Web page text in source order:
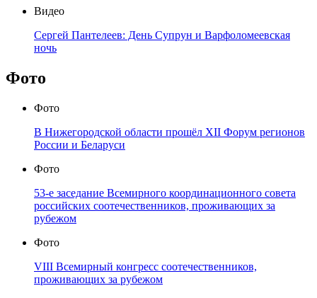
Видео
Сергей Пантелеев: День Супрун и Варфоломеевская
ночь
Фото
Фото
В Нижегородской области прошёл XII Форум регионов
России и Беларуси
Фото
53-е заседание Всемирного координационного совета
российских соотечественников, проживающих за
рубежом
Фото
VIII Всемирный конгресс соотечественников,
проживающих за рубежом